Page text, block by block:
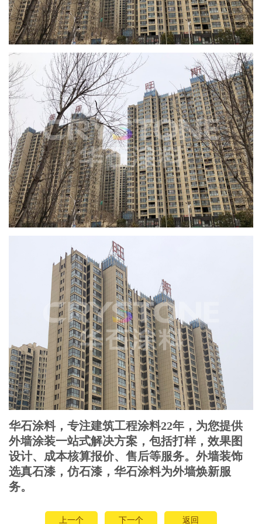
华石涂料，专注建筑工程涂料22年，为您提供
外墙涂装一站式解决方案，包括打样，效果图
设计、成本核算报价、售后等服务。外墙装饰
选真石漆，仿石漆，华石涂料为外墙焕新服
务。
上一个 下一个 返回